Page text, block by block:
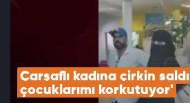
Çarşaflı kadına çirkin
çocuklarımı korkutuyor'